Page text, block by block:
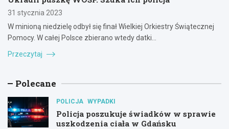
31 stycznia 2023
W minioną niedzielę odbył się finał Wielkiej Orkiestry Świątecznej
Pomocy. W całej Polsce zbierano wtedy datki…
Przeczytaj
Polecane
POLICJA WYPADKI
Policja poszukuje świadków w sprawie
uszkodzenia ciała w Gdańsku